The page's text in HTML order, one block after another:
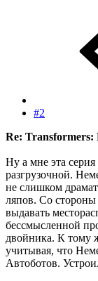
#2
Re: Transformers:
Ну а мне эта
разгрузочной.
не слишком
ляпов. Со
выдавать
бессмысленной
двойника. К тому
учитывая, что
Автоботов.